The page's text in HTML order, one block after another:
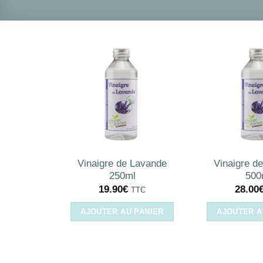
Vinaigre de Lavande
250ml
19.90€ TTC
AJOUTER AU PANIER
Vinaigre
28.00
AJOUTER